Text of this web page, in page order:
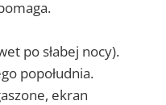
po słabej nocy).
popołudnia.
ekran